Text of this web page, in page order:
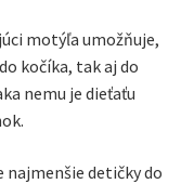
motýľa umožňuje,
kočíka, tak aj do
nemu je dieťaťu
najmenšie detičky do